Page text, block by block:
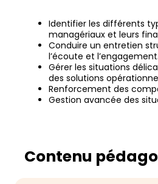
Identifier les différents
managériaux et leurs
Conduire un entretien
l’écoute et l’engagement.
Gérer les situations
des solutions
Renforcement des
Gestion avancée des
Contenu